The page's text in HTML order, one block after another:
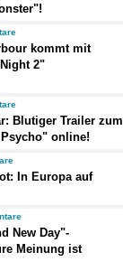
kommt mit
2"
Blutiger Trailer zum
online!
In Europa auf
New Day"-
Meinung ist